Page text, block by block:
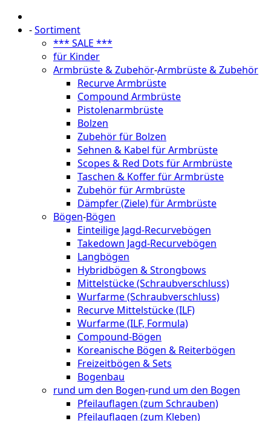
-Sortiment
*** SALE ***
für Kinder
Armbrüste & Zubehör-Armbrüste & Zubehör
Recurve Armbrüste
Compound Armbrüste
Pistolenarmbrüste
Bolzen
Zubehör für Bolzen
Sehnen & Kabel für Armbrüste
Scopes & Red Dots für Armbrüste
Taschen & Koffer für Armbrüste
Zubehör für Armbrüste
Dämpfer (Ziele) für Armbrüste
Bögen-Bögen
Einteilige Jagd-Recurvebögen
Takedown Jagd-Recurvebögen
Langbögen
Hybridbögen & Strongbows
Mittelstücke (Schraubverschluss)
Wurfarme (Schraubverschluss)
Recurve Mittelstücke (ILF)
Wurfarme (ILF, Formula)
Compound-Bögen
Koreanische Bögen & Reiterbögen
Freizeitbögen & Sets
Bogenbau
rund um den Bogen-rund um den Bogen
Pfeilauflagen (zum Schrauben)
Pfeilauflagen (zum Kleben)